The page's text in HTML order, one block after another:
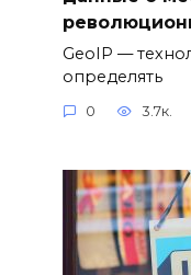
GeoIP —
определять
0 3.7к.